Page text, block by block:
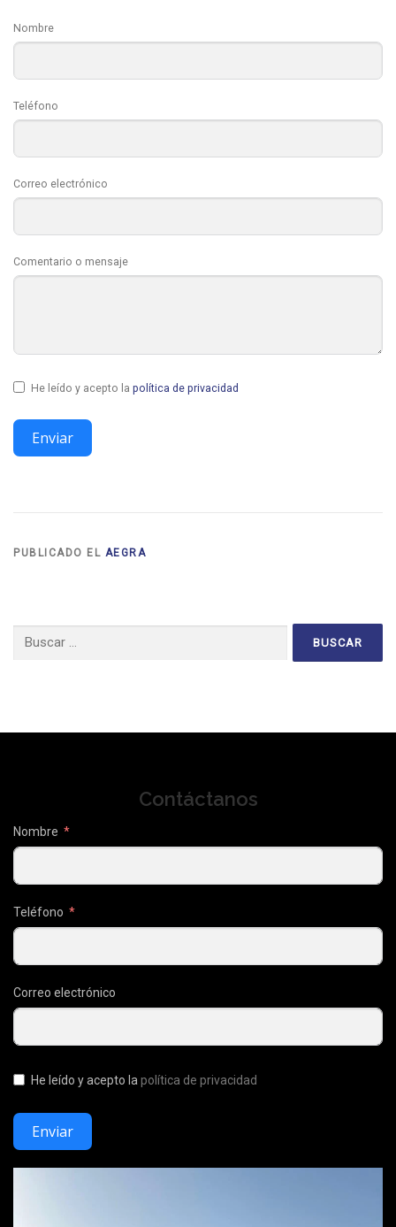
Nombre
Teléfono
Correo electrónico
Comentario o mensaje
He leído y acepto la política de privacidad
Enviar
PUBLICADO EL AEGRA
Contáctanos
Nombre
Teléfono
Correo electrónico
He leído y acepto la política de privacidad
Enviar